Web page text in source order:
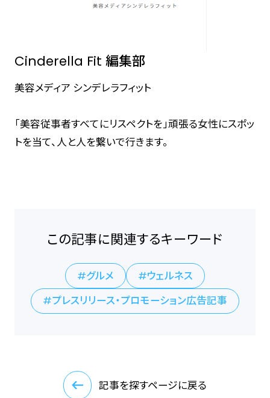
Cinderella Fit 編集部
美容メディア シンデレラフィット
「美容従事者すべてにリスペクトを」頑張る女性にスポッ
トを当て、人と人を繋いで行きます。
この記事に関連するキーワード
グルメ
ウェルネス
プレスリリース・プロモーション広告記事
記事を探すページに戻る